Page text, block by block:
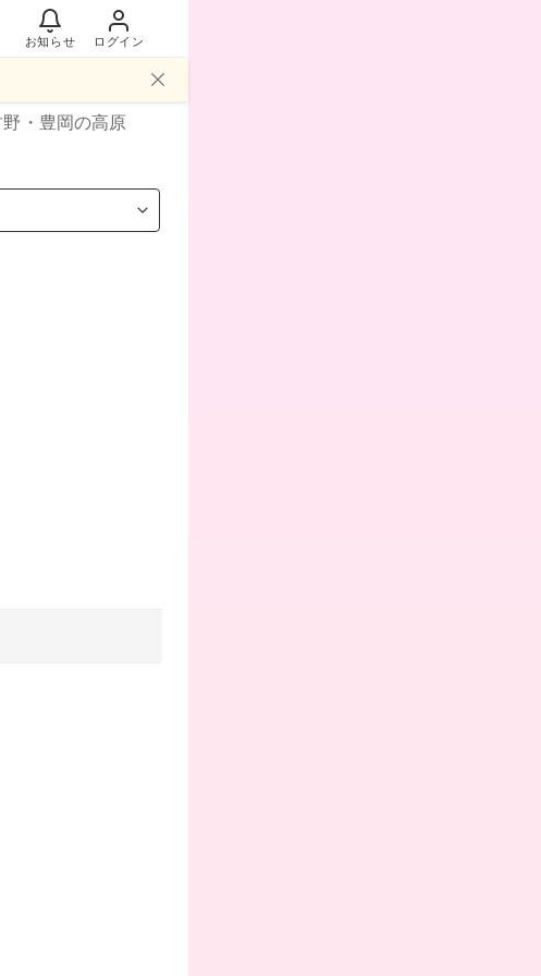
お知らせ ログイン
・豊岡の高原